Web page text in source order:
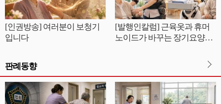
[인권방송] 여러분이 보청기
입니다
[발행인칼럼] 근육옷과 휴머
노이드가 바꾸는 장기요양의
판례동향